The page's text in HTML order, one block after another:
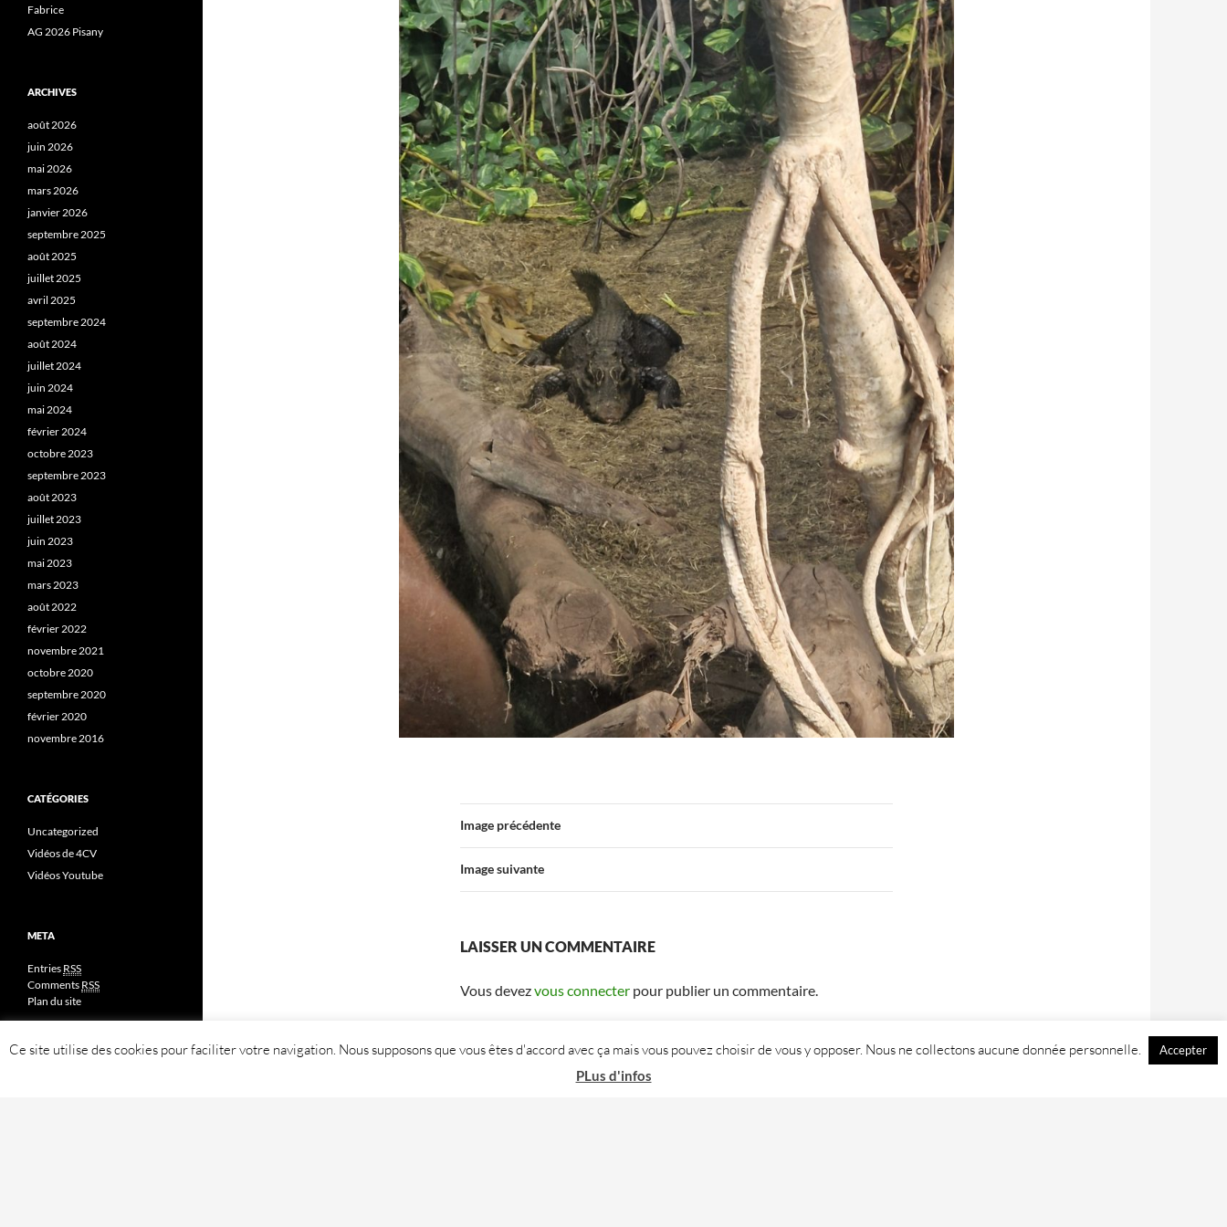
Image précédente
Image suivante
LAISSER UN COMMENTAIRE
Vous devezvous connecter pour publier un commentaire.
Fabrice
AG 2026 Pisany
ARCHIVES
août 2026
juin 2026
mai 2026
mars 2026
janvier 2026
septembre 2025
août 2025
juillet 2025
avril 2025
septembre 2024
août 2024
juillet 2024
juin 2024
mai 2024
février 2024
octobre 2023
septembre 2023
août 2023
juillet 2023
juin 2023
mai 2023
mars 2023
août 2022
février 2022
novembre 2021
octobre 2020
septembre 2020
février 2020
novembre 2016
CATÉGORIES
Uncategorized
Vidéos de 4CV
Vidéos Youtube
META
Entries RSS
Comments RSS
Plan du site
Ce site utilise des cookies pour faciliter votre navigation. Nous supposons que vous êtes d'accord avec ça mais vous pouvez choisir de vous y opposer. Nous ne collectons aucune donnée personnelle. Accepter
PLus d'infos